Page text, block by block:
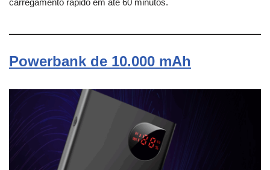
Powerbank de 10.000 mAh